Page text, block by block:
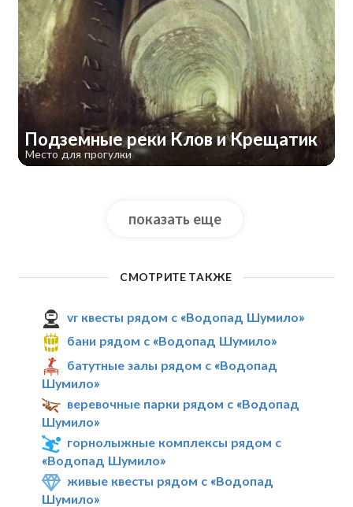
Подземные реки Клов и Крещатик
Место для прогулки
показать еще
СМОТРИТЕ ТАКЖЕ
vr квесты рядом с «Водопад Шумило»
бани рядом с «Водопад Шумило»
батутные залы рядом с «Водопад
Шумило»
веревочные парки рядом с «Водопад
Шумило»
горнолыжные комплексы рядом с
«Водопад Шумило»
живые квесты рядом с «Водопад
Шумило»